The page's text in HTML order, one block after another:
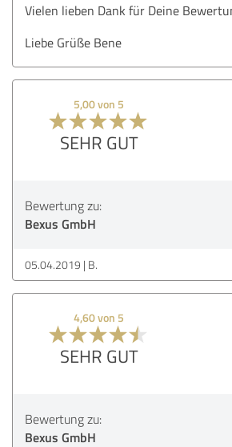
Vielen lieben Dank für Deine
Liebe Grüße Bene
5,00 von 5
SEHR GUT
Bewertung zu:
Bexus GmbH
05.04.2019 B.
4,60 von 5
SEHR GUT
Bewertung zu:
Bexus GmbH